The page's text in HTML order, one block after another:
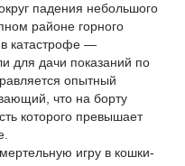
падения небольшого
районе горного
катастрофе —
для дачи показаний по
опытный
что на борту
которого превышает
игру в кошки-